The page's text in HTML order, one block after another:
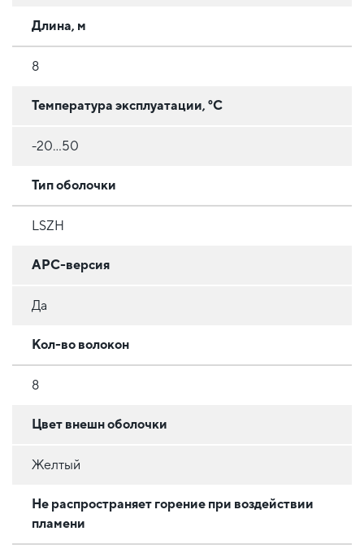
Длина, м
8
Температура эксплуатации, °C
-20...50
Тип оболочки
LSZH
APC-версия
Да
Кол-во волокон
8
Цвет внешн оболочки
Желтый
Не распространяет горение при воздействии
пламени